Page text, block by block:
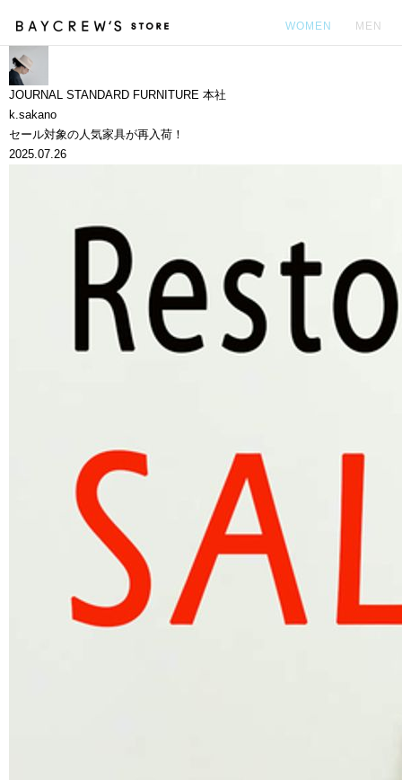
WOMEN MEN
JOURNAL STANDARD FURNITURE 本社
k.sakano
セール対象の人気家具が再入荷！
2025.07.26